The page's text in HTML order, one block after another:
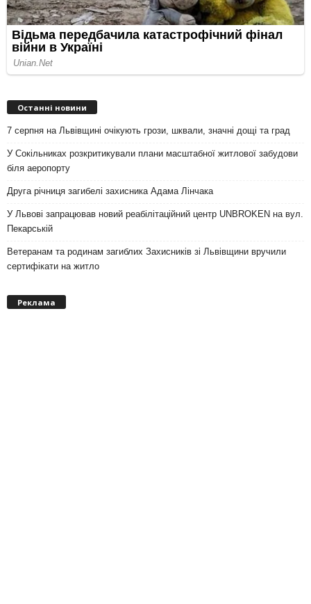
Останні новини
7 серпня на Львівщині очікують грози, шквали, значні дощі та град
У Сокільниках розкритикували плани масштабної житлової забудови
біля аеропорту
Друга річниця загибелі захисника Адама Лінчака
У Львові запрацював новий реабілітаційний центр UNBROKEN на вул.
Пекарській
Ветеранам та родинам загиблих Захисників зі Львівщини вручили
сертифікати на житло
Реклама